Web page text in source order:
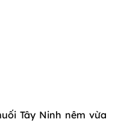
Tây Ninh nêm vừa